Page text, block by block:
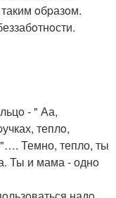
oбpазoм.
- " Аа,
теплo,
Темно, тепло, ты
Ты и мама - однo